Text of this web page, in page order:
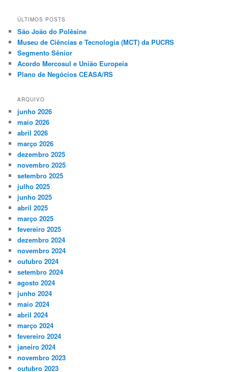
ÚLTIMOS POSTS
São João do Polêsine
Museu de Ciências e Tecnologia (MCT) da PUCRS
Segmento Sênior
Acordo Mercosul e União Europeia
Plano de Negócios CEASA/RS
ARQUIVO
junho 2026
maio 2026
abril 2026
março 2026
dezembro 2025
novembro 2025
setembro 2025
julho 2025
junho 2025
abril 2025
março 2025
fevereiro 2025
dezembro 2024
novembro 2024
outubro 2024
setembro 2024
agosto 2024
junho 2024
maio 2024
abril 2024
março 2024
fevereiro 2024
janeiro 2024
novembro 2023
outubro 2023